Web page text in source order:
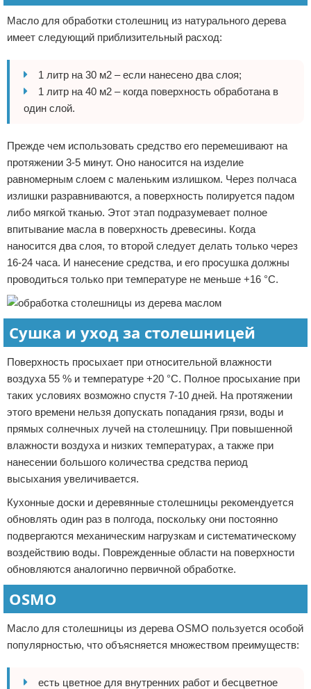
Масло для обработки столешниц из натурального дерева
имеет следующий приблизительный расход:
1 литр на 30 м2 – если нанесено два слоя;
1 литр на 40 м2 – когда поверхность обработана в
один слой.
Прежде чем использовать средство его перемешивают на
протяжении 3-5 минут. Оно наносится на изделие
равномерным слоем с маленьким излишком. Через полчаса
излишки разравниваются, а поверхность полируется падом
либо мягкой тканью. Этот этап подразумевает полное
впитывание масла в поверхность древесины. Когда
наносится два слоя, то второй следует делать только через
16-24 часа. И нанесение средства, и его просушка должны
проводиться только при температуре не меньше +16 °C.
Сушка и уход за столешницей
Поверхность просыхает при относительной влажности
воздуха 55 % и температуре +20 °С. Полное просыхание при
таких условиях возможно спустя 7-10 дней. На протяжении
этого времени нельзя допускать попадания грязи, воды и
прямых солнечных лучей на столешницу. При повышенной
влажности воздуха и низких температурах, а также при
нанесении большого количества средства период
высыхания увеличивается.
Кухонные доски и деревянные столешницы рекомендуется
обновлять один раз в полгода, поскольку они постоянно
подвергаются механическим нагрузкам и систематическому
воздействию воды. Поврежденные области на поверхности
обновляются аналогично первичной обработке.
OSMO
Масло для столешницы из дерева OSMO пользуется особой
популярностью, что объясняется множеством преимуществ:
есть цветное для внутренних работ и бесцветное